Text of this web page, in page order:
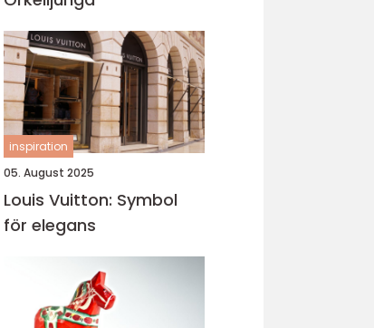
inspiration
05. August 2025
Louis Vuitton: Symbol
för elegans